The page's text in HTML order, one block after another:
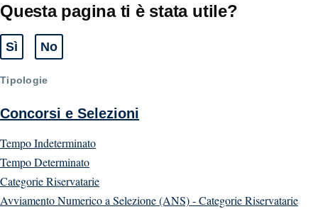
Questa pagina ti è stata utile?
Sì
Tipologie
Concorsi e Selezioni
Tempo Indeterminato
Tempo Determinato
Categorie Riservatarie
Avviamento Numerico a Selezione (ANS) - Categorie Riservatarie